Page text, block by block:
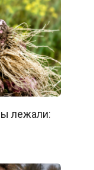
лежали: